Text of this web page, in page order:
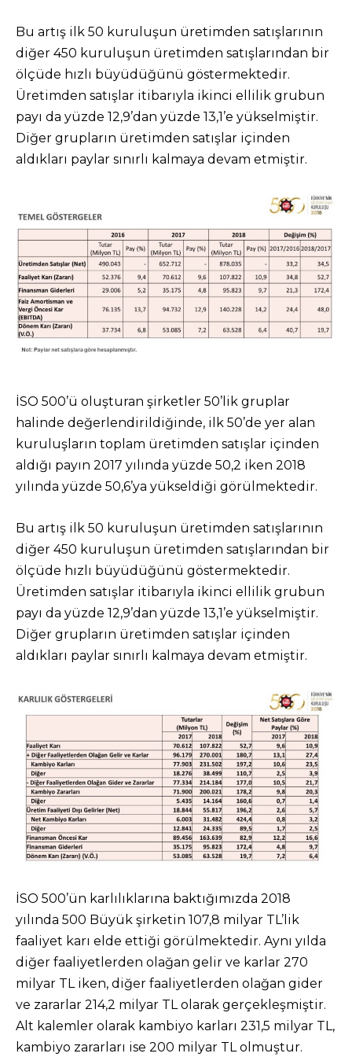
Bu artış ilk 50 kuruluşun üretimden satışlarının
diğer 450 kuruluşun üretimden satışlarından bir
ölçüde hızlı büyüdüğünü göstermektedir.
Üretimden satışlar itibarıyla ikinci ellilik grubun
payı da yüzde 12,9’dan yüzde 13,1’e yükselmiştir.
Diğer grupların üretimden satışlar içinden
aldıkları paylar sınırlı kalmaya devam etmiştir.
İSO 500’ü oluşturan şirketler 50’lik gruplar
halinde değerlendirildiğinde, ilk 50’de yer alan
kuruluşların toplam üretimden satışlar içinden
aldığı payın 2017 yılında yüzde 50,2 iken 2018
yılında yüzde 50,6’ya yükseldiği görülmektedir.
Bu artış ilk 50 kuruluşun üretimden satışlarının
diğer 450 kuruluşun üretimden satışlarından bir
ölçüde hızlı büyüdüğünü göstermektedir.
Üretimden satışlar itibarıyla ikinci ellilik grubun
payı da yüzde 12,9’dan yüzde 13,1’e yükselmiştir.
Diğer grupların üretimden satışlar içinden
aldıkları paylar sınırlı kalmaya devam etmiştir.
İSO 500’ün karlılıklarına baktığımızda 2018
yılında 500 Büyük şirketin 107,8 milyar TL’lik
faaliyet karı elde ettiği görülmektedir. Aynı yılda
diğer faaliyetlerden olağan gelir ve karlar 270
milyar TL iken, diğer faaliyetlerden olağan gider
ve zararlar 214,2 milyar TL olarak gerçekleşmiştir.
Alt kalemler olarak kambiyo karları 231,5 milyar TL,
kambiyo zararları ise 200 milyar TL olmuştur.